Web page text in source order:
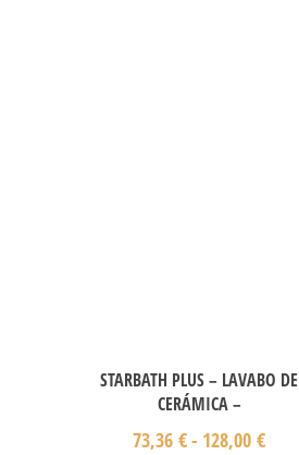
STARBATH PLUS – LAVABO DE
CERÁMICA –
73,36€- 128,00€